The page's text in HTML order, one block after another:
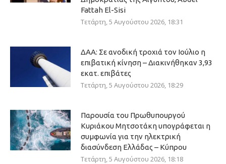
Fattah El-Sisi
Τετάρτη, 5 Αυγούστου 2026, 18:31
ΔΑΑ: Σε ανοδική τροχιά τον Ιούλιο η
επιβατική κίνηση – Διακινήθηκαν 3,93
εκατ. επιβάτες
Τετάρτη, 5 Αυγούστου 2026, 18:29
Παρουσία του Πρωθυπουργού
Κυριάκου Μητσοτάκη υπογράφεται η
συμφωνία για την ηλεκτρική
διασύνδεση Ελλάδας – Κύπρου
Τετάρτη, 5 Αυγούστου 2026, 18:18